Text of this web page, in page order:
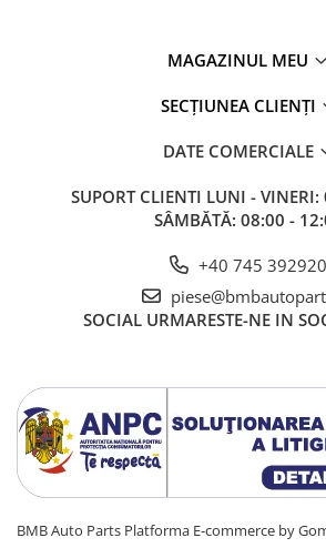
MAGAZINUL MEU
SECȚIUNEA CLIENȚI
DATE COMERCIALE
SUPORT CLIENTI LUNI -
SÂMBĂTĂ: 08:00 -
+40 745 392920
SOCIAL URMARESTE-NE IN
BMB Auto Parts Platforma E-commerce by